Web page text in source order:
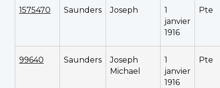
1575470 Saunders Joseph
1
janvier
1916
Pte
99640 Saunders
Joseph
Michael
1
janvier
1916
Pte